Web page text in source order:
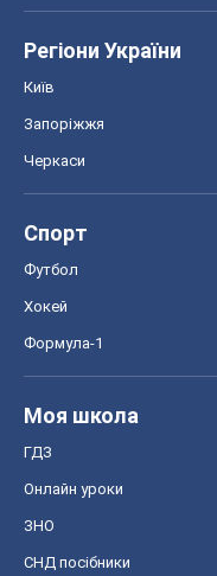
Регіони України
Київ
Запоріжжя
Черкаси
Спорт
Футбол
Хокей
Формула-1
Моя школа
ГДЗ
Онлайн уроки
ЗНО
СНД посібники